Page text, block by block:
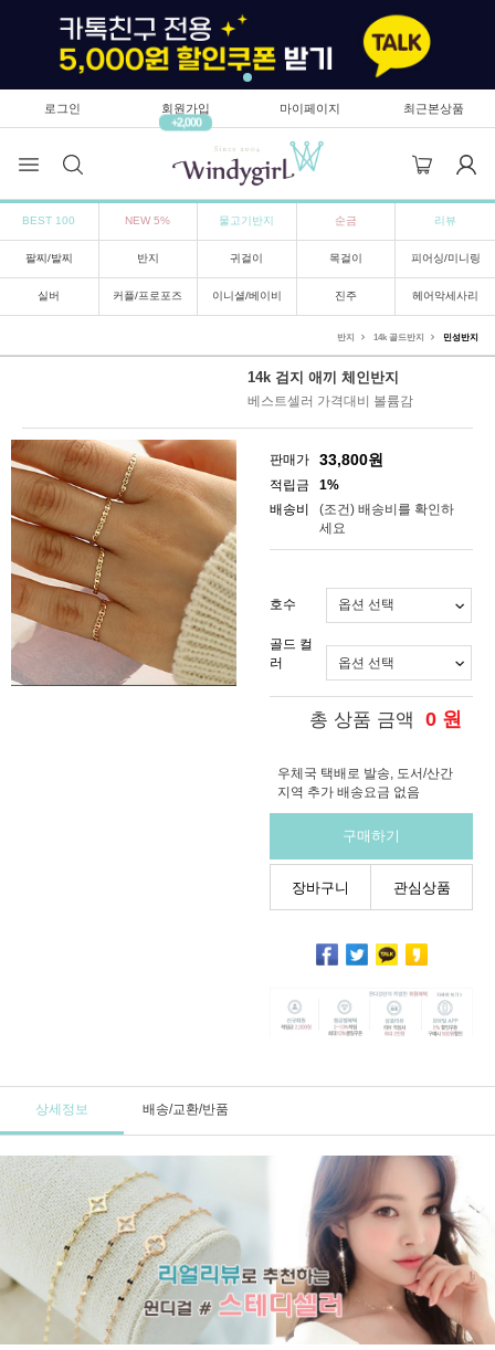
로그인
회원가입
+2,000
마이페이지 최근본상품
BEST 100 NEW 5% 물고기반지 순금 리뷰
팔찌/발찌 반지 귀걸이 목걸이 피어싱/미니링
실버 커플/프로포즈 이니셜/베이비 진주 헤어악세사리
반지 14k 골드반지 민성반지
14k 검지 애끼 체인반지
베스트셀러 가격대비 볼륨감
판매가 33,800원
적립금
1%
배송비
(조건) 배송비를 확인하
세요
호수
골드 컬
러
총 상품 금액 0 원
우체국 택배로 발송, 도서/산간
지역 추가 배송요금 없음
구매하기
장바구니 관심상품
상세정보 배송/교환/반품